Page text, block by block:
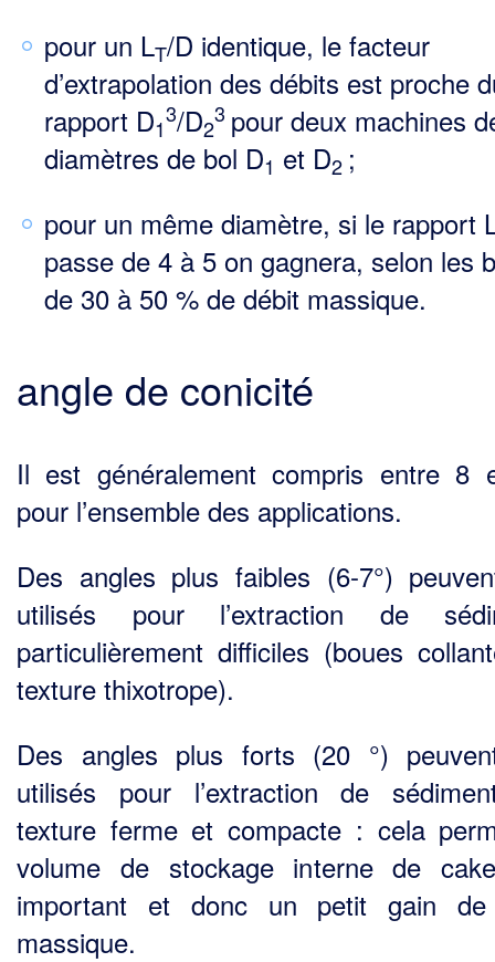
pour un LT/D identique, le facteur
d’extrapolation des débits est proche
rapport D1
3/D2
3 pour deux machines
diamètres de bol D1 et D2 ;
pour un même diamètre, si le rapport
passe de 4 à 5 on gagnera, selon les
de 30 à 50 % de débit massique.
angle de conicité
Il est généralement compris entre 8
pour l’ensemble des applications.
Des angles plus faibles (6-7°)
utilisés pour l’extraction de
particulièrement diffici­les (boues
texture thixotrope).
Des angles plus forts (20 °)
utilisés pour l’extraction de
texture ferme et compacte : cela
volume de stockage interne de
important et donc un petit gain de
massique.